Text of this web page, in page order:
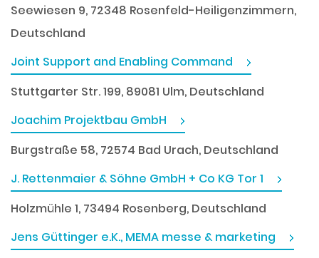
Seewiesen 9, 72348 Rosenfeld-Heiligenzimmern,
Deutschland
Joint Support and Enabling Command
Stuttgarter Str. 199, 89081 Ulm, Deutschland
Joachim Projektbau GmbH
Burgstraße 58, 72574 Bad Urach, Deutschland
J. Rettenmaier & Söhne GmbH + Co KG Tor 1
Holzmühle 1, 73494 Rosenberg, Deutschland
Jens Güttinger e.K., MEMA messe & marketing